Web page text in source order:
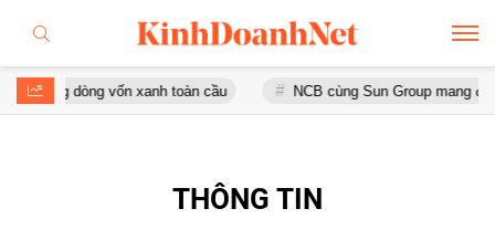
dòng vốn xanh toàn cầu NCB cùng Sun Group mang đến
THÔNG TIN